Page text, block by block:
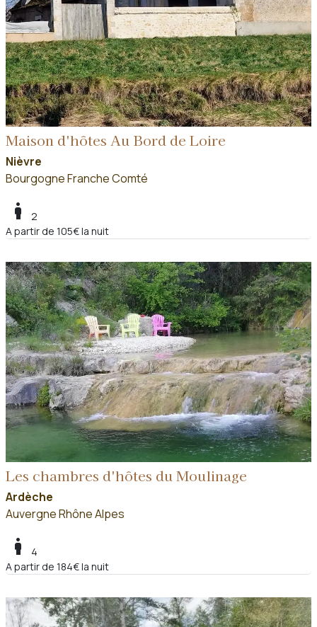
Maison d'hôtes Au Bord de Loire
Nièvre
Bourgogne Franche Comté
boy
2
A partir de 105€ la nuit
Les chambres d'hôtes du Moulinage
Ardèche
Auvergne Rhône Alpes
boy
4
A partir de 184€ la nuit